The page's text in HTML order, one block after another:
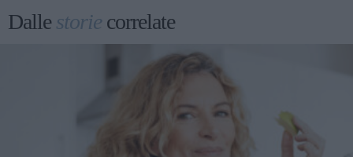
Dallestorie correlate